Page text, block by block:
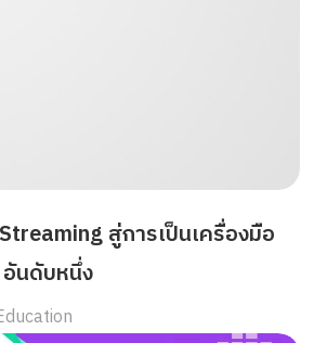
ถ้าของหมดกลางทาง ก็อาจเสียทั้งยอดขาย
าย TikTok + […]สู่การเป็นเครื่องมือ
นดับหนึ่ง